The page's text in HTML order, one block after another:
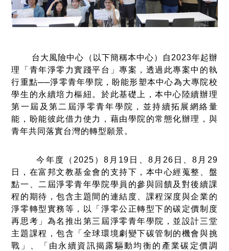
台大風險中心（以下簡稱本中心）自2023年起辦
理「青年淨零力實踐平台」專案，透過此專案中的執
行重點──淨零青年學院，盼能形塑本中心為大專院校
學生的永續培力樞紐。於此基礎上，本中心陸續辦理
第一屆及第二屆淨零青年學院，並持續拓展網絡量
能，盼能彼此借力使力，藉由學院的常態化辦理，與
青年共同落實台灣的轉型願景。
今年度（2025）8月19日、8月26日、8月29
日，在富邦文教基金會的支持下，本中心經蒐整、盤
點一、二屆淨零青年學院學員的參與回饋及對後續課
程的期待，包含主題間的連結度、課程深度與企業的
淨零轉型實務等，以「淨零公正轉型下的碳定價制度
再思考」為名推出第三屆淨零青年學院，並設計三堂
主題課程，包含「全球環境劇變下碳管制的機會與挑
戰」、「由永續資訊揭露驅動均衡的產業碳定價調